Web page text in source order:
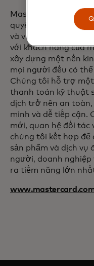
Mastercard hỗ trợ
quyền cho mọi người
và vùng lãnh thổ
với khách hàng của
xây dựng một nền
mọi người đều có
Chúng tôi hỗ trợ
thanh toán kỹ thuật
dịch trở nên an
minh và dễ tiếp cận.
mới, quan hệ đối tác
chúng tôi kết hợp để
sản phẩm và dịch vụ
người, doanh nghiệp
ra tiềm năng lớn